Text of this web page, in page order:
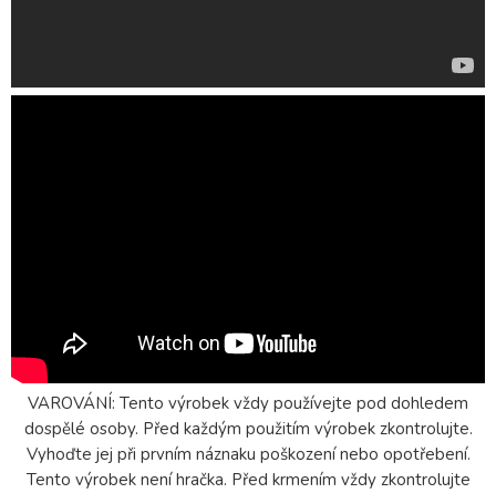
VAROVÁNÍ: Tento výrobek vždy používejte pod dohledem
dospělé osoby. Před každým použitím výrobek zkontrolujte.
Vyhoďte jej při prvním náznaku poškození nebo opotřebení.
Tento výrobek není hračka. Před krmením vždy zkontrolujte